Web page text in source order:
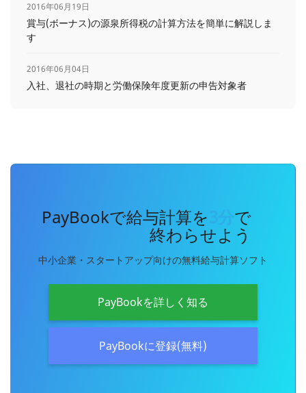
2016年06月19日
賞与(ボーナス)の源泉所得税の計算方法を簡単に解説しま
す
2016年06月04日
入社、退社の時期と労働保険年度更新の申告対象者
PayBookで給与計算を で
終わらせよう
中小企業・スタートアップ向けの無料給与計算ソフト
PayBookを詳しく知る
PayBookに登録(無料)